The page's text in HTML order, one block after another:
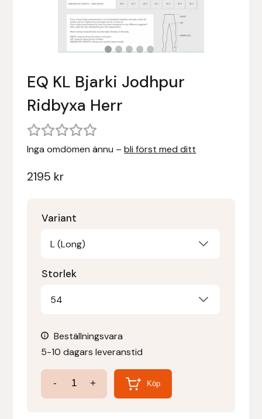
EQ KL Bjarki Jodhpur
Ridbyxa Herr
Inga omdömen ännu –bli först med ditt
2195 kr
Variant
L (Long)
Storlek
54
Beställningsvara
5-10 dagars leveranstid
-
EQ
KL
+ Köp
Vojlockar och schabrak
Träning och longering
Tränsdelar och tyglar
Ridbyxor, kjolar, overaller mm
Ridjackor, kappor, västar mm
Ridskor och ridstövlar
Tävlingskavajer och blusar
Boett
Bomber Bits
Bucas
Draupnir